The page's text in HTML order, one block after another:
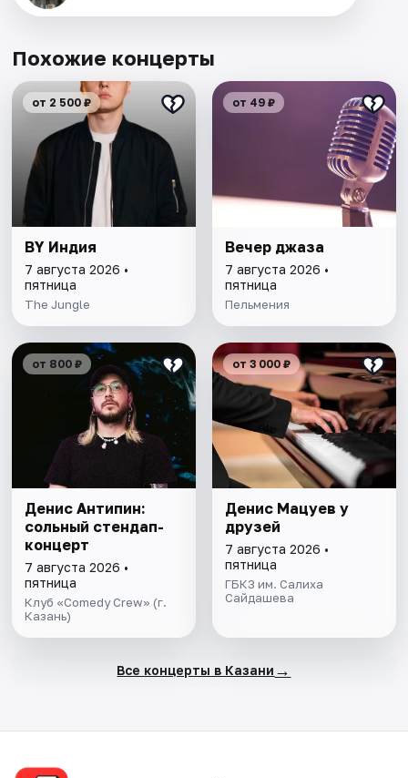
Похожие концерты
от 2 500 ₽
BY Индия
7 августа 2026 •
пятница
The Jungle
от 49 ₽
Вечер джаза
7 августа 2026 •
пятница
Пельмения
от 800 ₽
Денис Антипин:
сольный стендап-
концерт
7 августа 2026 •
пятница
Клуб «Comedy Crew» (г.
Казань)
от 3 000 ₽
Денис Мацуев у
друзей
7 августа 2026 •
пятница
ГБКЗ им. Салиха
Сайдашева
Все концерты в Казани →